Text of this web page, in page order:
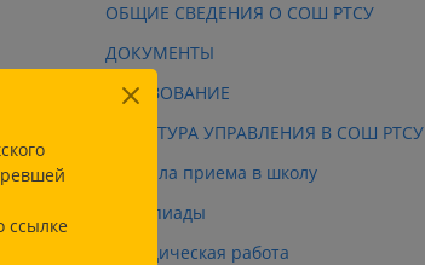
ОБЩИЕ СВЕДЕНИЯ О СОШ РТСУ
ДОКУМЕНТЫ
ОБРАЗОВАНИЕ
СТРУКТУРА УПРАВЛЕНИЯ В СОШ РТСУ
Правила приема в школу
Олимпиады
Методическая работа
ссылке